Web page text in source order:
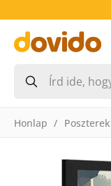
Honlap Poszterek